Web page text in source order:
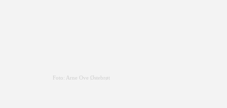
Foto: Arne Ove Østebrøt